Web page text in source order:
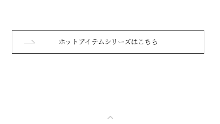
ホットアイテムシリーズはこちら